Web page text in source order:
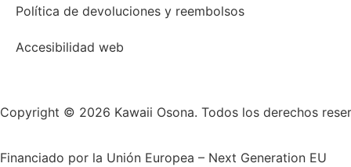
Política de devoluciones y reembolsos
Accesibilidad web
Copyright © 2026 Kawaii Osona. Todos los derechos
Financiado por la Unión Europea – Next Generation EU